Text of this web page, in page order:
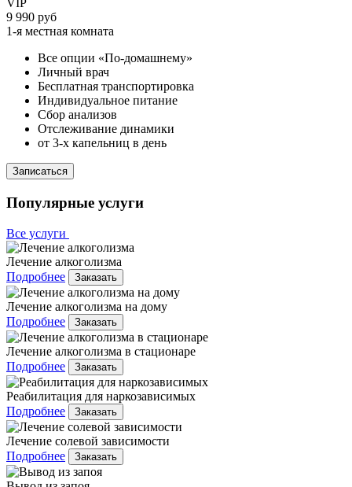
VIP
9 990 руб
1-я местная комната
Все опции «По-домашнему»
Личный врач
Бесплатная транспортировка
Индивидуальное питание
Сбор анализов
Отслеживание динамики
от 3-х капельниц в день
Записаться
Популярные услуги
Все услуги
Лечение алкоголизма
Подробнее
Заказать
Лечение алкоголизма на дому
Подробнее
Заказать
Лечение алкоголизма в стационаре
Подробнее
Заказать
Реабилитация для наркозависимых
Подробнее
Заказать
Лечение солевой зависимости
Подробнее
Заказать